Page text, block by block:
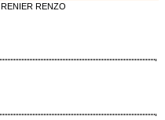
RENIER RENZO